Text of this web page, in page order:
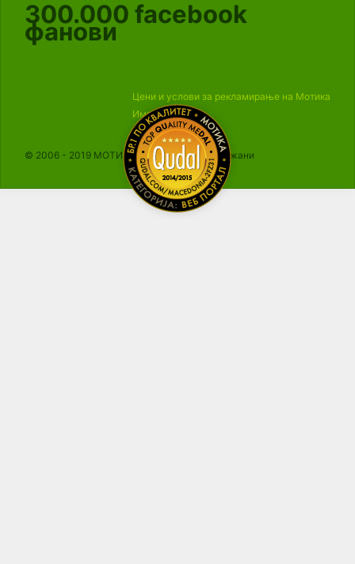
300.000 facebook
фанови
Цени и услови за рекламирање на Мотика
Импресум
© 2006 - 2019 МОТИКА, Сите права се задржани